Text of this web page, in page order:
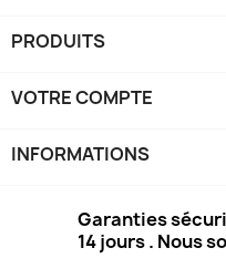
PRODUITS
VOTRE COMPTE
INFORMATIONS
Garanties
14 jours . Nous